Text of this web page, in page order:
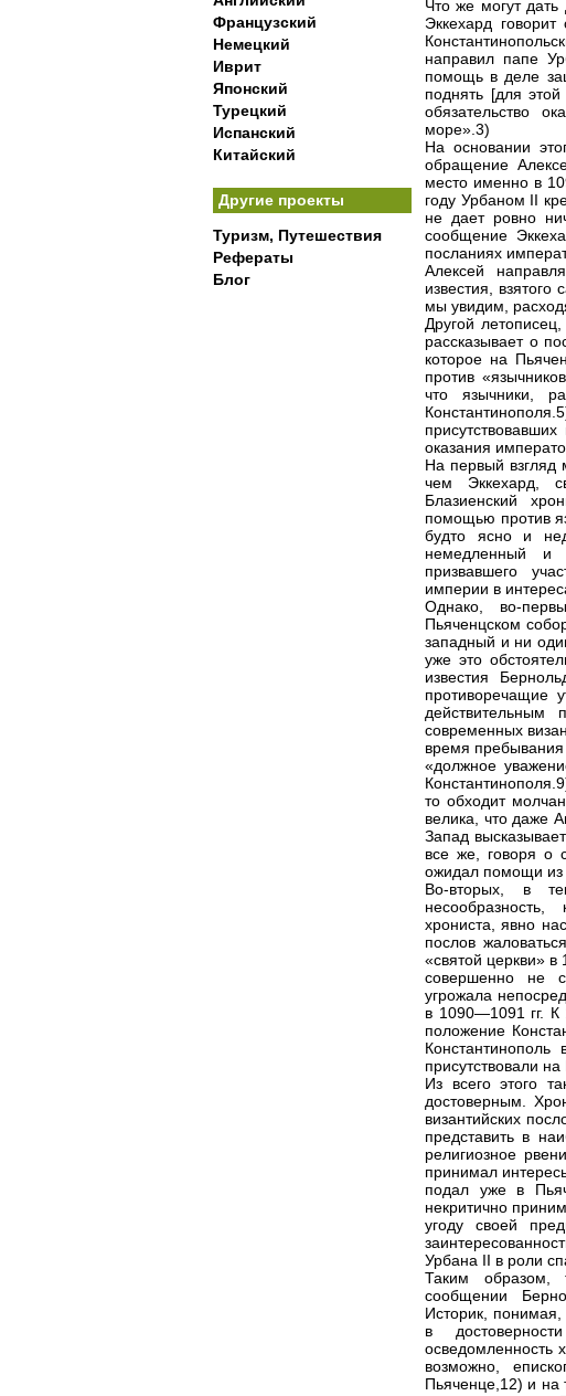
Французский
Немецкий
Иврит
Японский
Турецкий
Испанский
Китайский
Другие проекты
Туризм, Путешествия
Рефераты
Блог
Что же могут
Эккехард
направил папе
помощь в деле
поднять [для
обязательство
море».3)
На основании
обращение
место именно в
году Урбаном II
не дает ровно
сообщение
посланиях
Алексей
известия,
мы увидим,
Другой
рассказывает о
которое на
против
что язычники,
оказания
На первый взгляд
чем Эккехард,
Блазиенский
помощью против
будто ясно и
немедленный и
призвавшего
империи в
Однако, во-
Пьяченцском
западный и ни
уже это
известия
противоречащие
современных
время
«должное
то обходит
велика, что даже
Запад
все же, говоря о
ожидал помощи из
Во-вторых, в
хрониста, явно
послов
«святой церкви» в
совершенно не
угрожала
в 1090—1091 гг. К
положение
присутствовали
Из всего этого
достоверным.
византийских
представить в
религиозное
принимал
подал уже в
некритично
угоду своей
Урбана II в роли
Таким образом,
сообщении
Историк, понимая,
в
осведомленность
возможно,
Пьяченце,12) и на